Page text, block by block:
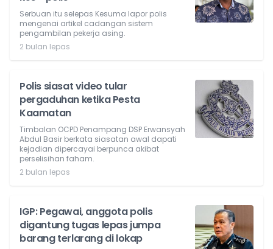
Serbuan itu selepas Kesuma lapor polis
mengenai artikel cadangan sistem
pengambilan pekerja asing.
2 bulan lepas
Polis siasat video tular
pergaduhan ketika Pesta
Kaamatan
Timbalan OCPD Penampang DSP Erwansyah
Abdul Basir berkata siasatan awal dapati
kejadian dipercayai berpunca akibat
perselisihan faham.
2 bulan lepas
IGP: Pegawai, anggota polis
digantung tugas lepas jumpa
barang terlarang di lokap